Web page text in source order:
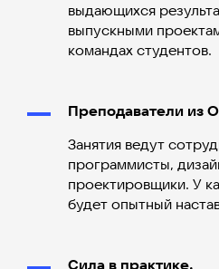
выдающихся
выпускными
командах студентов.
Преподаватели из
Занятия ведут
программисты,
проектировщики. У
будет опытный
Сила в практике.